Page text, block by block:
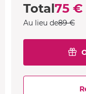
Total75 €
Au lieu de89 €